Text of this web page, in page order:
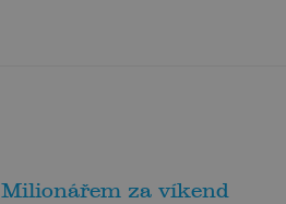
Milionářem za víkend